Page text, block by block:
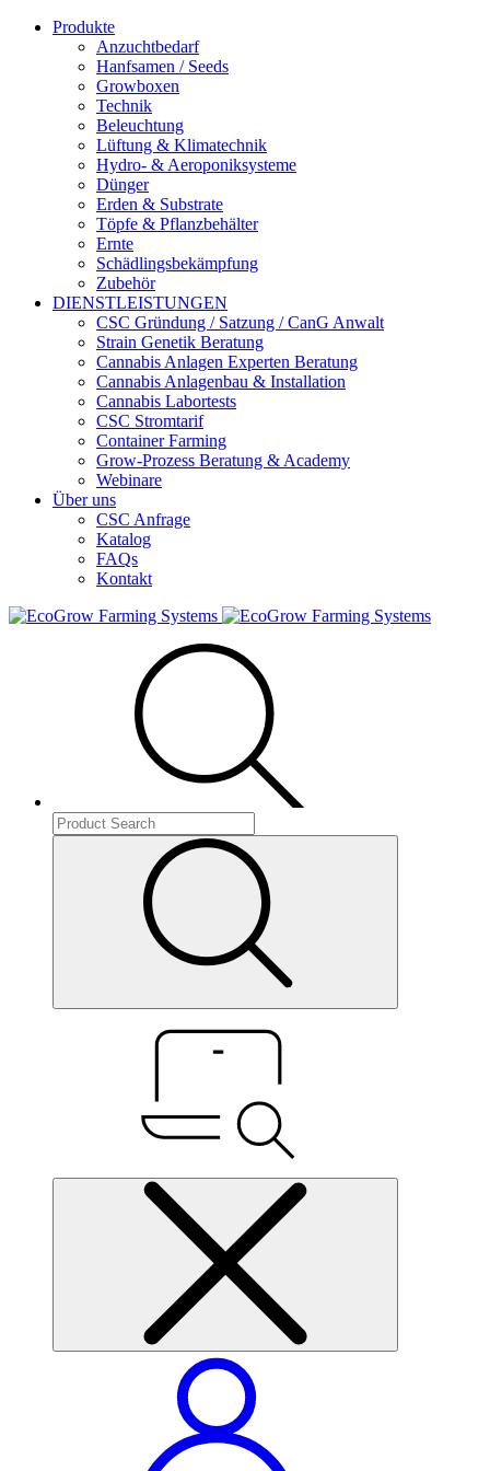
Produkte
Anzuchtbedarf
Hanfsamen / Seeds
Growboxen
Technik
Beleuchtung
Lüftung & Klimatechnik
Hydro- & Aeroponiksysteme
Dünger
Erden & Substrate
Töpfe & Pflanzbehälter
Ernte
Schädlingsbekämpfung
Zubehör
DIENSTLEISTUNGEN
CSC Gründung / Satzung / CanG Anwalt
Strain Genetik Beratung
Cannabis Anlagen Experten Beratung
Cannabis Anlagenbau & Installation
Cannabis Labortests
CSC Stromtarif
Container Farming
Grow-Prozess Beratung & Academy
Webinare
Über uns
CSC Anfrage
Katalog
FAQs
Kontakt